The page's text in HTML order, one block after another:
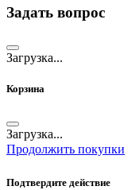
Задать вопрос
Загрузка...
Корзина
Загрузка...
Продолжить покупки
Подтвердите действие